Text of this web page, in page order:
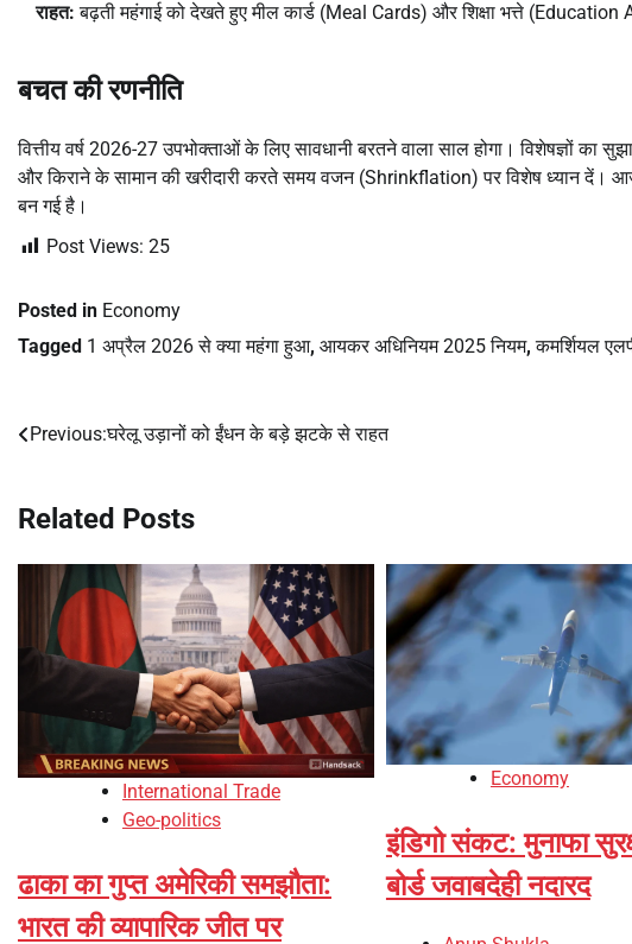
राहत: बढ़ती महंगाई को देखते हुए मील कार्ड (Meal Cards) और शिक्षा भत्ते
बचत की रणनीति
वित्तीय वर्ष 2026-27 उपभोक्ताओं के लिए सावधानी बरतने वाला साल होगा। विशेषज्ञों
और किराने के सामान की खरीदारी करते समय वजन (Shrinkflation) पर विशेष ध्यान दें।
बन गई है।
Post Views: 25
Posted in Economy
Tagged 1 अप्रैल 2026 से क्या महंगा हुआ, आयकर अधिनियम 2025 नियम,कमर्शियल
Post
Previous:घरेलू उड़ानों को ईंधन के बड़े झटके से राहत
Related Posts
International Trade
Geo-politics
ढाका का गुप्त अमेरिकी समझौता:
भारत की व्यापारिक जीत पर
Economy
इंडिगो संकट: मुनाफा
बोर्ड जवाबदेही नदारद